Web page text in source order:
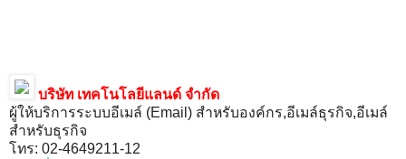
บริษัท เทคโนโลยีแลนด์ จำกัด
ผู้ให้บริการระบบอีเมล์ (Email) สำหรับองค์กร,อีเมล์ธุรกิจ,อีเมล์
สำหรับธุรกิจ
โทร: 02-4649211-12